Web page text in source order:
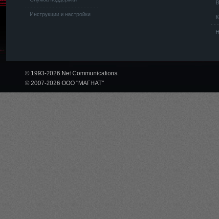
Инструкции и настройки
© 1993-2026 Net Communications.
© 2007-2026 ООО "МАГНАТ"